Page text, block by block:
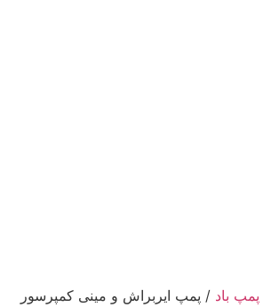
پمپ باد / پمپ ایربراش و مینی کمپرسور